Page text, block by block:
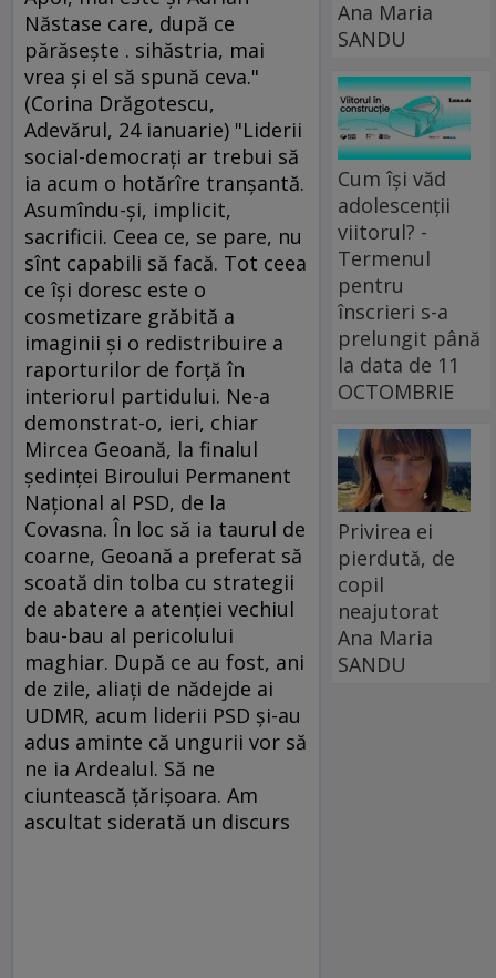
Năstase care, după ce
părăseşte . sihăstria, mai
vrea şi el să spună ceva."
(Corina Drăgotescu,
Adevărul, 24 ianuarie) "Liderii
social-democraţi ar trebui să
ia acum o hotărîre tranşantă.
Asumîndu-şi, implicit,
sacrificii. Ceea ce, se pare, nu
sînt capabili să facă. Tot ceea
ce îşi doresc este o
cosmetizare grăbită a
imaginii şi o redistribuire a
raporturilor de forţă în
interiorul partidului. Ne-a
demonstrat-o, ieri, chiar
Mircea Geoană, la finalul
şedinţei Biroului Permanent
Naţional al PSD, de la
Covasna. În loc să ia taurul de
coarne, Geoană a preferat să
scoată din tolba cu strategii
de abatere a atenţiei vechiul
bau-bau al pericolului
maghiar. După ce au fost, ani
de zile, aliaţi de nădejde ai
UDMR, acum liderii PSD şi-au
adus aminte că ungurii vor să
ne ia Ardealul. Să ne
ciuntească ţărişoara. Am
ascultat siderată un discurs
Ana Maria
SANDU
Cum își văd
adolescenții
viitorul? -
Termenul
pentru
înscrieri s-a
prelungit până
la data de 11
OCTOMBRIE
Privirea ei
pierdută, de
copil
neajutorat
Ana Maria
SANDU